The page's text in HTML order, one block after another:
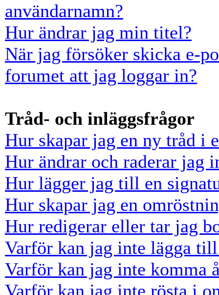
användarnamn?
Hur ändrar jag min titel?
När jag försöker skicka e-
forumet att jag loggar in?
Tråd- och inläggsfrågor
Hur skapar jag en ny tråd i
Hur ändrar och raderar jag
Hur lägger jag till en
Hur skapar jag en
Hur redigerar eller tar jag
Varför kan jag inte lägga
Varför kan jag inte komma
Varför kan jag inte rösta i